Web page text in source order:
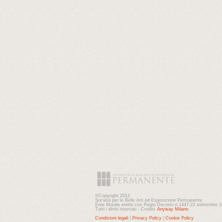
©Copyright 2012
Società per le Belle Arti ed Esposizione Permanente
Ente Morale eretto con Regio Decreto n.1447-22 settembre
Tutti i diritti riservati - Credits Anyway Milano
Condizioni legali
Privacy Policy Cookie Policy